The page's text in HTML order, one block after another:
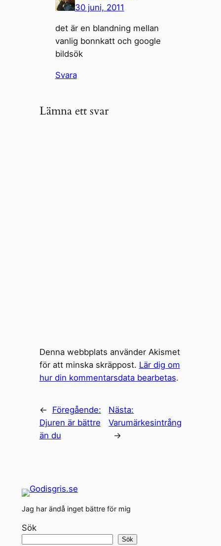
30 juni, 2011
det är en blandning mellan
vanlig bonnkatt och google
bildsök
Svara
Lämna ett svar
Denna webbplats använder Akismet
för att minska skräppost. Lär dig om
hur din kommentarsdata bearbetas.
←
Föregående:
Djuren är bättre
än du
Nästa:
Varumärkesintrång
→
Jag har ändå inget bättre för mig
Sök
Sök